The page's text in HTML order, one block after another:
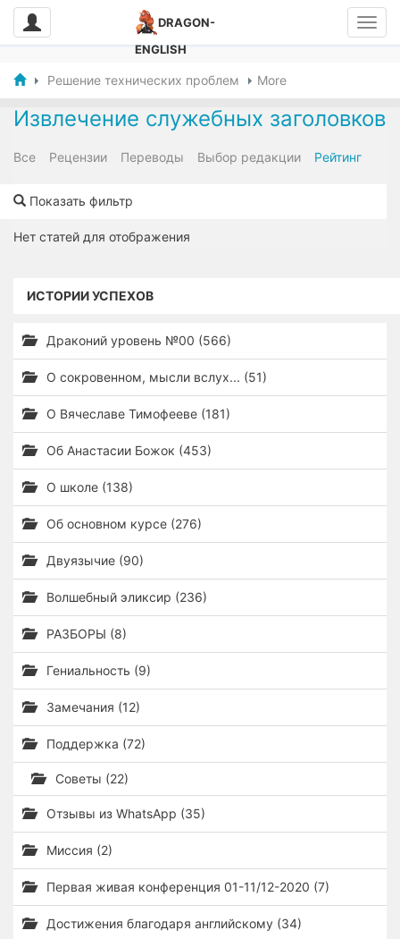
DRAGON-
ENGLISH
Решение технических проблем More
Извлечение служебных заголовков
Все Рецензии Переводы Выбор редакции Рейтинг
Показать фильтр
Нет статей для отображения
ИСТОРИИ УСПЕХОВ
Драконий уровень №00 (566)
О сокровенном, мысли вслух... (51)
О Вячеславе Тимофееве (181)
Об Анастасии Божок (453)
О школе (138)
Об основном курсе (276)
Двуязычие (90)
Волшебный эликсир (236)
РАЗБОРЫ (8)
Гениальность (9)
Замечания (12)
Поддержка (72)
Советы (22)
Отзывы из WhatsApp (35)
Миссия (2)
Первая живая конференция 01-11/12-2020 (7)
Достижения благодаря английскому (34)